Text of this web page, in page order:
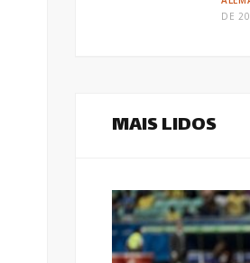
DE
MAIS LIDOS